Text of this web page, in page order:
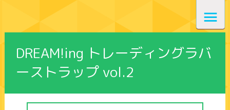
DREAM!ing トレーディングラバ
ーストラップ vol.2